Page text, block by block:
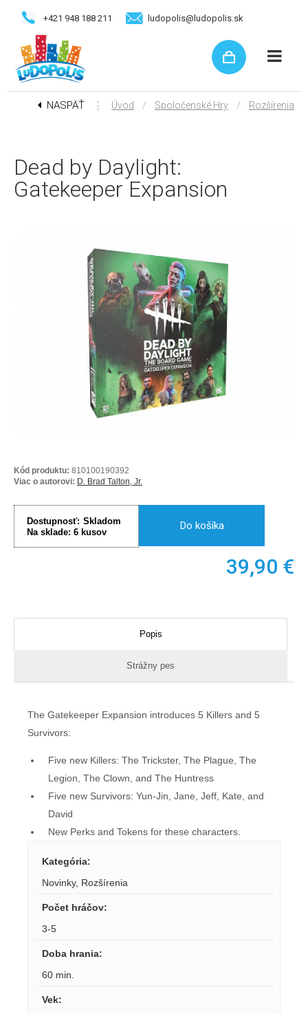
+421 948 188 211 ludopolis@ludopolis.sk
NASPÄŤ ⋮ Úvod / Spoločenské Hry / Rozšírenia
Dead by Daylight:
Gatekeeper Expansion
Kód produktu: 810100190392
Viac o autorovi: D. Brad Talton, Jr.
Dostupnosť: Skladom
Na sklade: 6 kusov
Do košíka
39,90 €
Popis
Strážny pes
The Gatekeeper Expansion introduces 5 Killers and 5
Survivors:
Five new Killers: The Trickster, The Plague, The
Legion, The Clown, and The Huntress
Five new Survivors: Yun-Jin, Jane, Jeff, Kate, and
David
New Perks and Tokens for these characters.
Kategória:
Novinky, Rozšírenia
Počet hráčov:
3-5
Doba hrania:
60 min.
Vek: